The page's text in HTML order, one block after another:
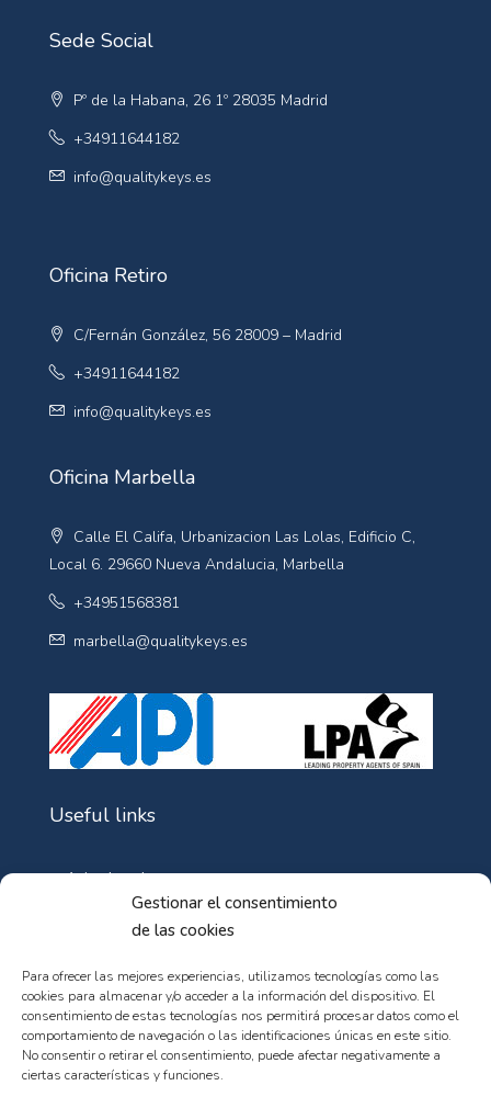
Gestionar el consentimiento
de las cookies
Para ofrecer las mejores experiencias, utilizamos tecnologías como las
cookies para almacenar y/o acceder a la información del dispositivo. El
consentimiento de estas tecnologías nos permitirá procesar datos como el
comportamiento de navegación o las identificaciones únicas en este sitio.
No consentir o retirar el consentimiento, puede afectar negativamente a
ciertas características y funciones.
Sede Social
Pº de la Habana, 26 1º 28035 Madrid
+34911644182
info@qualitykeys.es
Oficina Retiro
C/Fernán González, 56 28009 – Madrid
+34911644182
info@qualitykeys.es
Oficina Marbella
Calle El Califa, Urbanizacion Las Lolas, Edificio C,
Local 6. 29660 Nueva Andalucia, Marbella
+34951568381
marbella@qualitykeys.es
Useful links
Aviso Legal
Política de Cookies